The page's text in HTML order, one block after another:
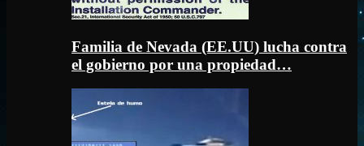
Familia de Nevada (EE.UU) lucha contra
el gobierno por una propiedad…